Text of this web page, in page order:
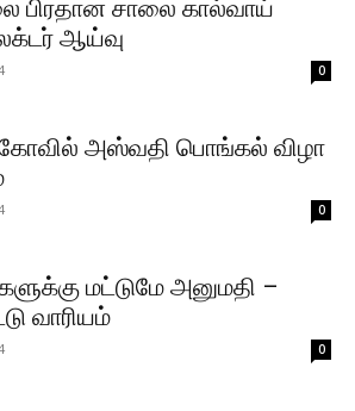
பிரதான சாலை கால்வாய்
ஆய்வு
0
அஸ்வதி பொங்கல் விழா
0
மட்டுமே அனுமதி –
வாரியம்
0